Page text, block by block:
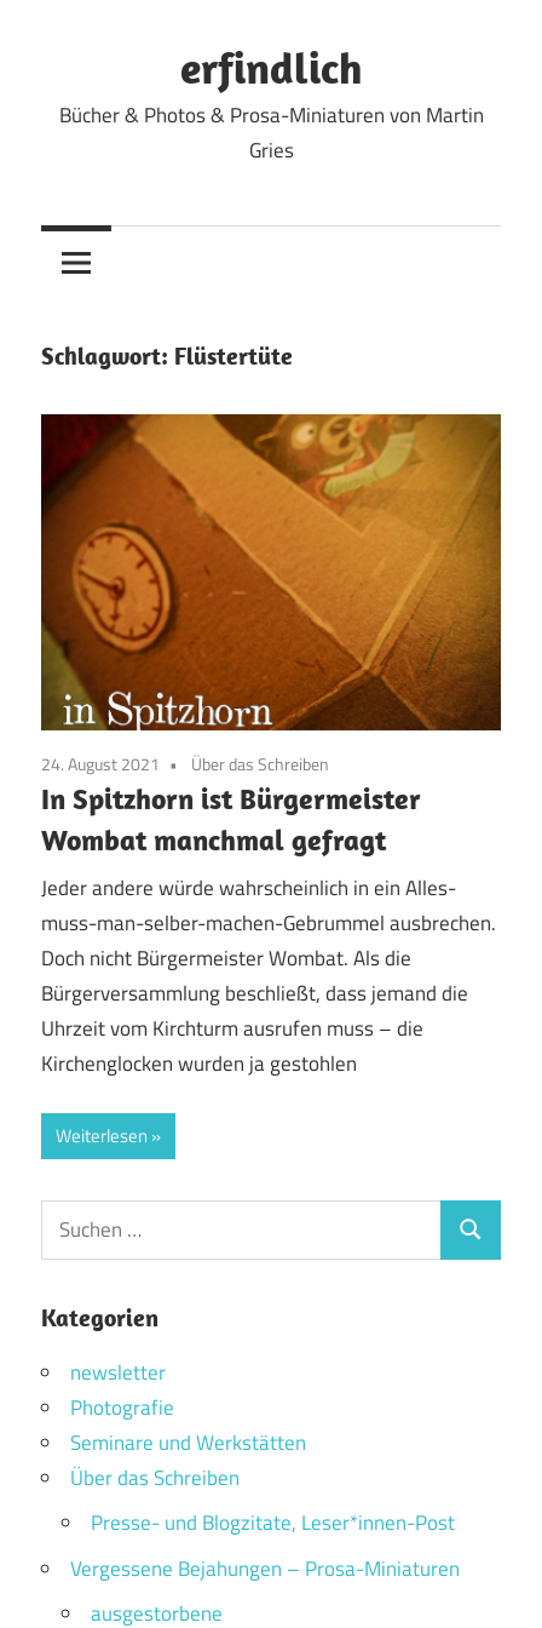
erfindlich
Bücher & Photos & Prosa-Miniaturen von Martin
Gries
Schlagwort: Flüstertüte
24. August 2021 Über das Schreiben
In Spitzhorn ist Bürgermeister
Wombat manchmal gefragt
Jeder andere würde wahrscheinlich in ein Alles-
muss-man-selber-machen-Gebrummel ausbrechen.
Doch nicht Bürgermeister Wombat. Als die
Bürgerversammlung beschließt, dass jemand die
Uhrzeit vom Kirchturm ausrufen muss – die
Kirchenglocken wurden ja gestohlen
Weiterlesen
Suchen
nach:
Suchen
Kategorien
newsletter
Photografie
Seminare und Werkstätten
Über das Schreiben
Presse- und Blogzitate, Leser*innen-Post
Vergessene Bejahungen – Prosa-Miniaturen
ausgestorbene